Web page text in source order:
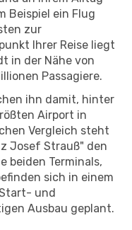
Beispiel ein Flug
zur
Ihrer Reise liegt
in der Nähe von
Passagiere.
ihn damit, hinter
Airport in
Vergleich steht
Josef Strauß" den
beiden Terminals,
sich in einem
und
Ausbau geplant.